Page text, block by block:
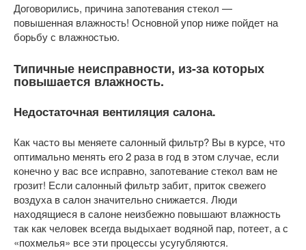
Договорились, причина запотевания стекол —
повышенная влажность! Основной упор ниже пойдет на
борьбу с влажностью.
Типичные неисправности, из-за которых
повышается влажность.
Недостаточная вентиляция салона.
Как часто вы меняете салонный фильтр? Вы в курсе, что
оптимально менять его 2 раза в год в этом случае, если
конечно у вас все исправно, запотевание стекол вам не
грозит! Если салонный фильтр забит, приток свежего
воздуха в салон значительно снижается. Люди
находящиеся в салоне неизбежно повышают влажность
так как человек всегда выдыхает водяной пар, потеет, а с
«похмелья» все эти процессы усугубляются.